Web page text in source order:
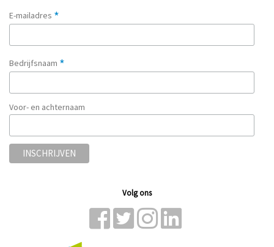
E-mailadres *
Bedrijfsnaam *
Voor- en achternaam
Volg ons